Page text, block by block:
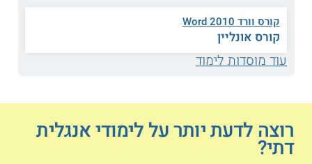
במטרה לסייע למשתתפות לשפר את השליטה
בשפה. בבית הספר להשתלמויות ניתן למצוא
קורסים נוספים בתחומים כגון ניהול, פיננסים,
הדרכה ותרפיה. יש לציין כי סטודנטים
אקדמית במסגרת התואר.
קורס וורד 2010 Word
קורס אונליין
עוד מוסדות לימוד
רוצה לדעת יותר על לימודי אנגלית
דתי?